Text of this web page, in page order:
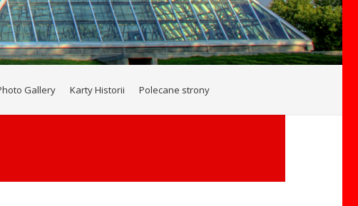
Gallery Karty Historii Polecane strony